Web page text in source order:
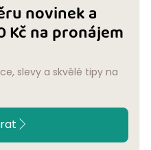
novinek a
Kč na pronájem
slevy a skvělé tipy na